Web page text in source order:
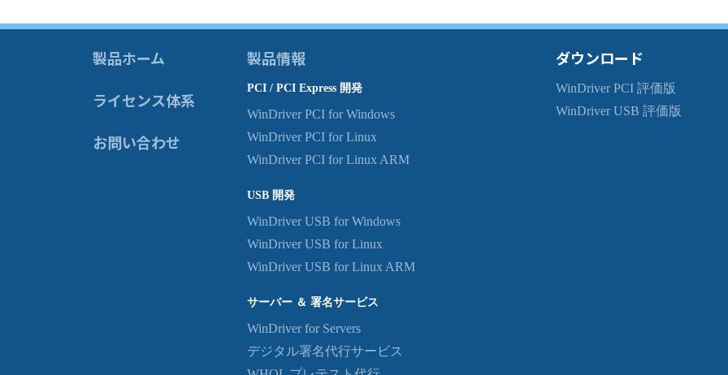
製品ホーム
ライセンス体系
お問い合わせ
製品情報
PCI / PCI Express 開発
WinDriver PCI for Windows
WinDriver PCI for Linux
WinDriver PCI for Linux ARM
USB 開発
WinDriver USB for Windows
WinDriver USB for Linux
WinDriver USB for Linux ARM
サーバー ＆ 署名サービス
WinDriver for Servers
デジタル署名代行サービス
ダウンロード
WinDriver PCI 評価版
WinDriver USB 評価版